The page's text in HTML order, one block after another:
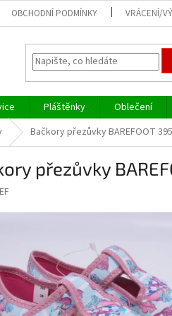
OBCHODNÍ PODMÍNKY VRÁCENÍ/
Pláštěnky Oblečení
Bačkory přezůvky BAREFOOT
přezůvky
EF